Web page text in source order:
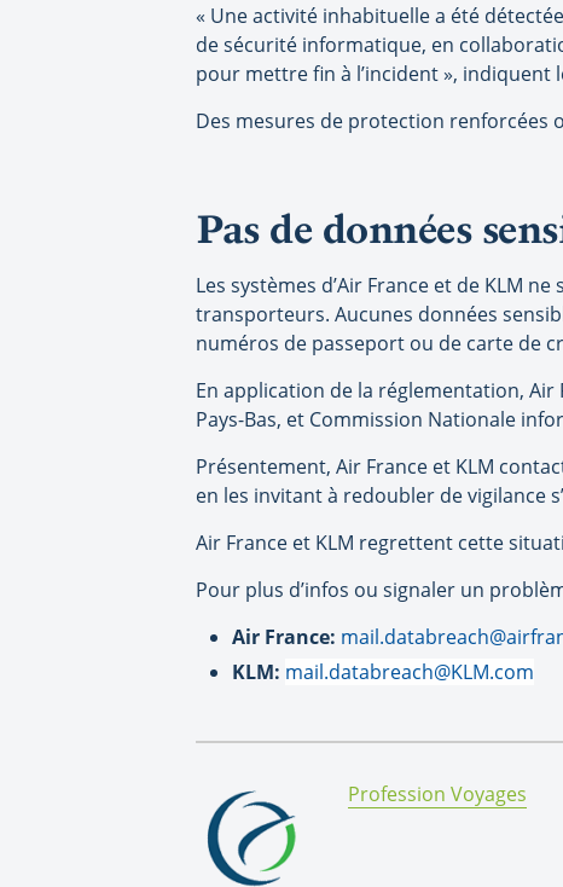
« Une activité inhabituelle a été
de sécurité informatique, en
pour mettre fin à l’incident »,
Des mesures de protection renforcées
Pas de données
Les systèmes d’Air France et de KLM
transporteurs. Aucunes données
numéros de passeport ou de carte de
En application de la réglementation,
Pays-Bas, et Commission Nationale
Présentement, Air France et KLM
en les invitant à redoubler de vigilance
Air France et KLM regrettent cette
Pour plus d’infos ou signaler un
Air France:
KLM: mail.databreach@KLM.com
By:
Profession Voyages